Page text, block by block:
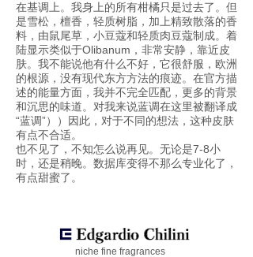
在基调上。我身上的所有柑橘只是过去了。但
是雪松，檀香，轻质树脂，加上精致散落的香
料，由鼠尾草，小豆蔻和轻质肉豆蔻制成。着
陆显示类似于Olibanum，非常安静，靠近皮
肤。我不能说他有什么不好，它很舒服，欧洲
的根源，没有现代东方方法的痕迹。在官方描
述的能量方面，我并不完全匹配，更多的背景
和沉思的味道。对我来说蓝调在这里被翻译成
“蓝调”））因此，对于不同的想法，这种皮肤
有点不合适。
也不见了，不知怎么说再见。无论是7-8小
时，还是稍晚。数据库变得不那么专业化了，
有点甜蜜了。
niche fine fragrances